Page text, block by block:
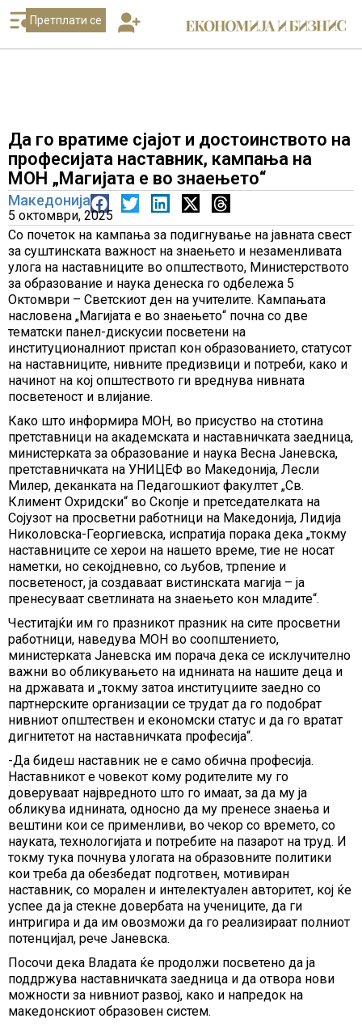
Претплати се
Да го вратиме сјајот и достоинството на
професијата наставник, кампања на
МОН „Магијата е во знаењето“
Македонија
5 октомври, 2025
Со почеток на кампања за подигнување на јавната свест
за суштинската важност на знаењето и незаменливата
улога на наставниците во општеството, Министерството
за образование и наука денеска го одбележа 5
Октомври – Светскиот ден на учителите. Кампањата
насловена „Магијата е во знаењето“ почна со две
тематски панел-дискусии посветени на
институционалниот пристап кон образованието, статусот
на наставниците, нивните предизвици и потреби, како и
начинот на кој општеството ги вреднува нивната
посветеност и влијание.
Како што информира МОН, во присуство на стотина
претставници на академската и наставничката заедница,
министерката за образование и наука Весна Јаневска,
претставничката на УНИЦЕФ во Македонија, Лесли
Милер, деканката на Педагошкиот факултет „Св.
Климент Охридски“ во Скопје и претседателката на
Сојузот на просветни работници на Македонија, Лидија
Николовска-Георгиевска, испратија порака дека „токму
наставниците се херои на нашето време, тие не носат
наметки, но секојдневно, со љубов, трпение и
посветеност, ја создаваат вистинската магија – ја
пренесуваат светлината на знаењето кон младите“.
Честитајќи им го празникот празник на сите просветни
работници, наведува МОН во соопштението,
министерката Јаневска им порача дека се исклучително
важни во обликувањето на иднината на нашите деца и
на државата и „токму затоа институциите заедно со
партнерските организации се трудат да го подобрат
нивниот општествен и економски статус и да го вратат
дигнитетот на наставничката професија“.
-Да бидеш наставник не е само обична професија.
Наставникот е човекот кому родителите му го
доверуваат највредното што го имаат, за да му ја
обликува иднината, односно да му пренесе знаења и
вештини кои се применливи, во чекор со времето, со
науката, технологијата и потребите на пазарот на труд. И
токму тука почнува улогата на образовните политики
кои треба да обезбедат подготвен, мотивиран
наставник, со морален и интелектуален авторитет, кој ќе
успее да ја стекне довербата на учениците, да ги
интригира и да им овозможи да го реализираат полниот
потенцијал, рече Јаневска.
Посочи дека Владата ќе продолжи посветено да ја
поддржува наставничката заедница и да отвора нови
можности за нивниот развој, како и напредок на
македонскиот образовен систем.